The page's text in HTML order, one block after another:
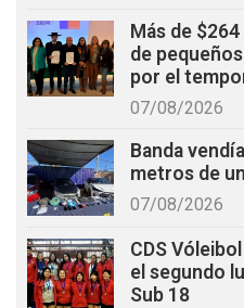
Más de
de
por el
07/08/2026
Banda
metros de
07/08/2026
CDS
el segundo
Sub 18